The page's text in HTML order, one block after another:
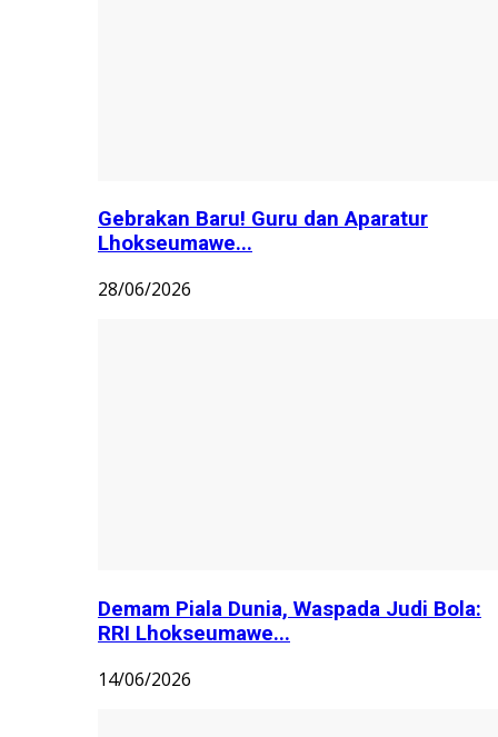
Gebrakan Baru! Guru dan Aparatur
Lhokseumawe...
28/06/2026
Demam Piala Dunia, Waspada Judi Bola:
RRI Lhokseumawe...
14/06/2026